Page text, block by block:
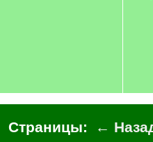
Страницы: ←